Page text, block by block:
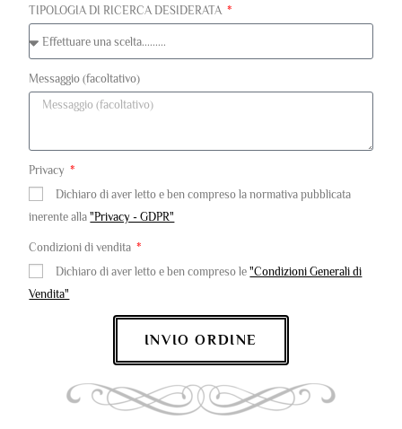
TIPOLOGIA DI RICERCA DESIDERATA
Messaggio (facoltativo)
Privacy
Dichiaro di aver letto e ben compreso la normativa pubblicata
inerente alla"Privacy - GDPR"
Condizioni di vendita
Dichiaro di aver letto e ben compreso le"Condizioni Generali di
Vendita"
INVIO ORDINE